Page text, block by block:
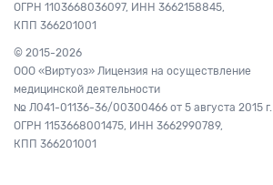
ОГРН 1103668036097, ИНН 3662158845,
КПП 366201001
© 2015-2026
ООО «Виртуоз» Лицензия на осуществление
медицинской деятельности
№ Л041-01136-36/00300466 от 5 августа 2015 г.
ОГРН 1153668001475, ИНН 3662990789,
КПП 366201001